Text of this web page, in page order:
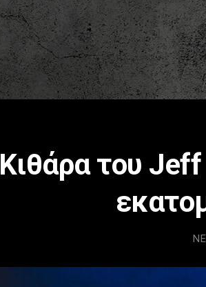
Κιθάρα του